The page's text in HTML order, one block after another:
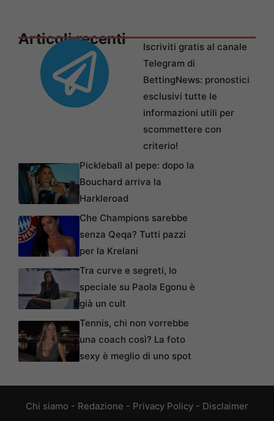
Articoli recenti
Iscriviti gratis al canale
Telegram di
BettingNews: pronostici
esclusivi tutte le
informazioni utili per
scommettere con
criterio!
Pickleball al pepe: dopo la
Bouchard arriva la
Harkleroad
Che Champions sarebbe
senza Qeqa? Tutti pazzi
per la Krelani
Tra curve e segreti, lo
speciale su Paola Egonu è
già un cult
Tennis, chi non vorrebbe
una coach così? La foto
sexy è meglio di uno spot
Chi siamo - Redazione - Privacy Policy - Disclaimer